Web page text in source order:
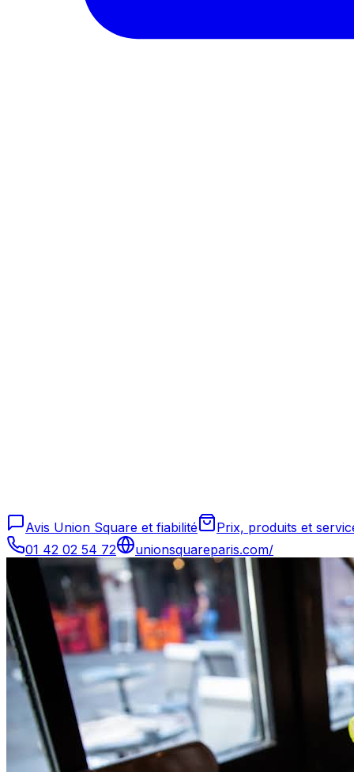
Avis Union Square et fiabilité
Prix, produits et
01 42 02 54 72
unionsquareparis.com/